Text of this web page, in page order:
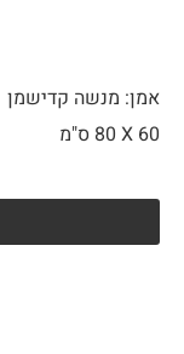
אמן: מנשה קדישמן
60 X